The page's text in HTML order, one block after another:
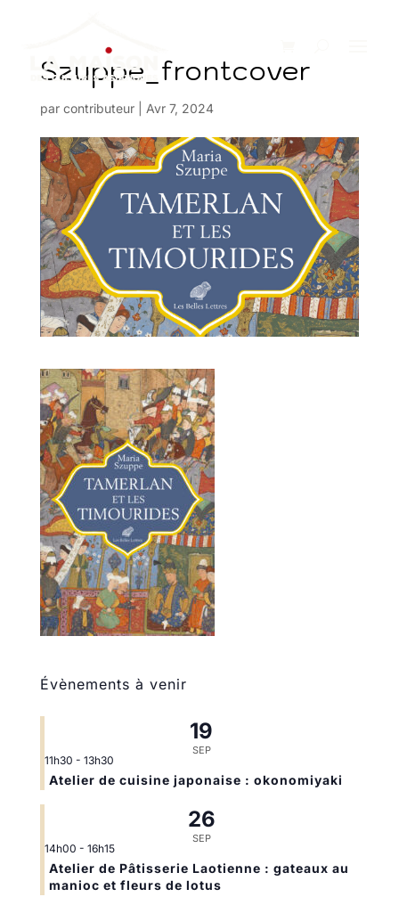
Szuppe_frontcover
par contributeur| Avr 7, 2024
Évènements à venir
19
SEP
11h30 - 13h30
Atelier de cuisine japonaise : okonomiyaki
26
SEP
14h00 - 16h15
Atelier de Pâtisserie Laotienne : gateaux au
manioc et fleurs de lotus